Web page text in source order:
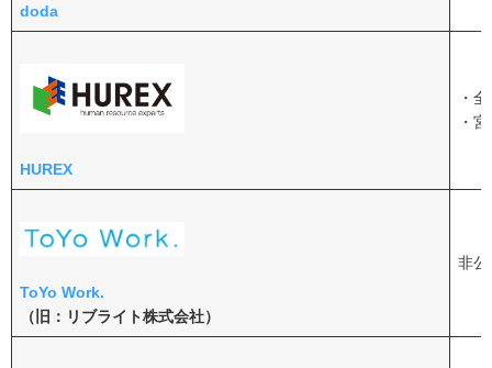
担当者からの連絡にはすぐ対応する
転職エージェント利用の流れと注意点
遠方から仙台への転職を成功させるために知っておくこ
特徴が違う転職エージェントを使い分ける
転職先が決まってから退職日・転居先を決める
仙台の転職市場の特徴と転職後の生活
doda
HUREX
・
・
ToYo Work.
（旧：リブライト株式会社）
非公